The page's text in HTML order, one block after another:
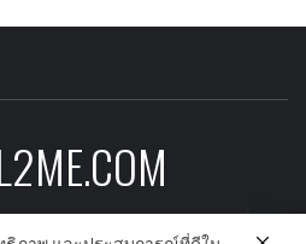
พเดต ดาราเกาหลี ซีรีย์